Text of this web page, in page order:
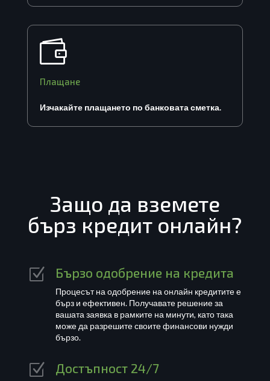

Плащане
Изчакайте плащането по банковата сметка.
Защо да вземете
бърз кредит онлайн?
Z Бързо одобрение на кредита
Процесът на одобрение на онлайн кредитите е
бърз и ефективен. Получавате решение за
вашата заявка в рамките на минути, като така
може да разрешите своите финансови нужди
бързо.
Z Достъпност 24/7